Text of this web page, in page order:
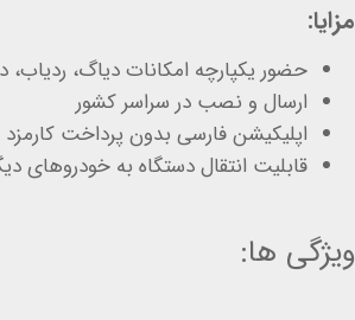
مزایا:
حضور یکپارچه امکانات دیاگ،
ارسال و نصب در سراسر کشور
اپلیکیشن فارسی بدون پرداخت کارمزد
قابلیت انتقال دستگاه به خودروهای
ویژگی ها: